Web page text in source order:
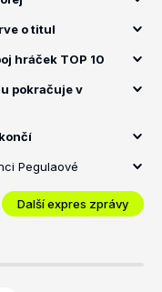
o titul
hráček TOP 10
pokračuje v
Pegulaové
Další expres zprávy